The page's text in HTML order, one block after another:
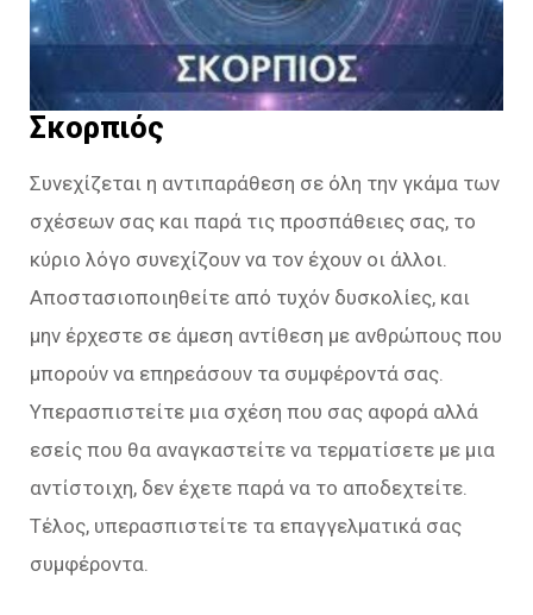
Σκορπιός
Συνεχίζεται η αντιπαράθεση σε όλη την γκάμα των
σχέσεων σας και παρά τις προσπάθειες σας, το
κύριο λόγο συνεχίζουν να τον έχουν οι άλλοι.
Αποστασιοποιηθείτε από τυχόν δυσκολίες, και
μην έρχεστε σε άμεση αντίθεση με ανθρώπους που
μπορούν να επηρεάσουν τα συμφέροντά σας.
Υπερασπιστείτε μια σχέση που σας αφορά αλλά
εσείς που θα αναγκαστείτε να τερματίσετε με μια
αντίστοιχη, δεν έχετε παρά να το αποδεχτείτε.
Τέλος, υπερασπιστείτε τα επαγγελματικά σας
συμφέροντα.